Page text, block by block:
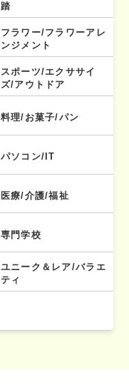
踏
フラワー/フラワーアレ
ンジメント
スポーツ/エクササイ
ズ/アウトドア
料理/お菓子/パン
パソコン/IT
医療/介護/福祉
専門学校
ユニーク＆レア/バラエ
ティ